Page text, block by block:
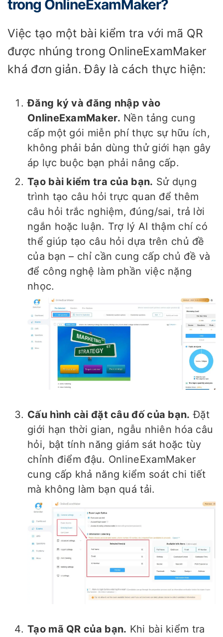
trong OnlineExamMaker?
Việc tạo một bài kiểm tra với mã QR
được nhúng trong OnlineExamMaker
khá đơn giản. Đây là cách thực hiện:
Đăng ký và đăng nhập vào
OnlineExamMaker. Nền tảng cung
cấp một gói miễn phí thực sự hữu ích,
không phải bản dùng thử giới hạn gây
áp lực buộc bạn phải nâng cấp.
Tạo bài kiểm tra của bạn. Sử dụng
trình tạo câu hỏi trực quan để thêm
câu hỏi trắc nghiệm, đúng/sai, trả lời
ngắn hoặc luận. Trợ lý AI thậm chí có
thể giúp tạo câu hỏi dựa trên chủ đề
của bạn – chỉ cần cung cấp chủ đề và
để công nghệ làm phần việc nặng
nhọc.
Cấu hình cài đặt câu đố của bạn. Đặt
giới hạn thời gian, ngẫu nhiên hóa câu
hỏi, bật tính năng giám sát hoặc tùy
chỉnh điểm đậu. OnlineExamMaker
cung cấp khả năng kiểm soát chi tiết
mà không làm bạn quá tải.
Tạo mã QR của bạn. Khi bài kiểm tra